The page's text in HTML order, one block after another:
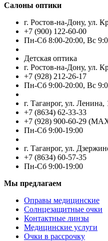
Салоны оптики
г. Ростов-на-Дону, ул.
+7 (900) 122-60-00
Пн-Cб 8:00-20:00, Вс
Детская оптика
г. Ростов-на-Дону, ул.
+7 (928) 212-26-17
Пн-Cб 9:00-20:00, Вс
г. Таганрог, ул. Ленина,
+7 (8634) 62-33-33
+7 (928) 900-60-29
Пн-Cб 9:00-19:00
г. Таганрог, ул.
+7 (8634) 60-57-35
Пн-Сб 9:00-19:00
Мы предлагаем
Оправы медицинские
Солнцезащитные очки
Контактные линзы
Медицинские услуги
Очки в рассрочку